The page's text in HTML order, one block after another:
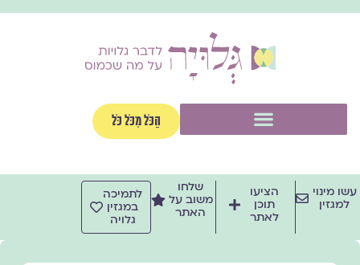
הַכֹּל מִכֹּל כֹּל
עשו מינוי
למגזין
הציעו
תוכן
לאתר
שלחו
משוב על
האתר
לתמיכה
במגזין
גלויה